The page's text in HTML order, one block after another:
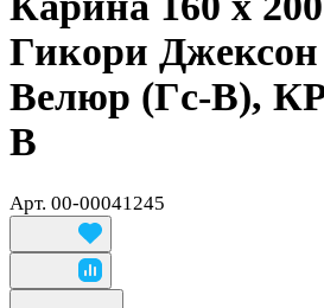
Гикори
Велюр (Гс-В),
В
Арт. 00-00041245